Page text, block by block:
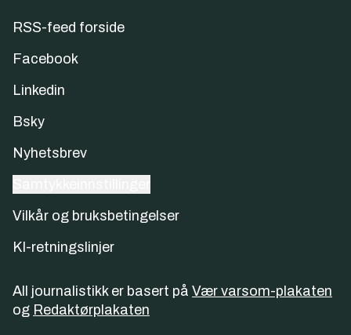
RSS-feed forside
Facebook
Linkedin
Bsky
Nyhetsbrev
Vilkår og bruksbetingelser
KI-retningslinjer
All journalistikk er basert på Vær varsom-plakaten
og Redaktørplakaten